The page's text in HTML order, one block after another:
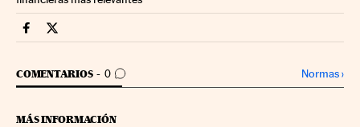
Economia Cinco Días en Facebook
Economia Cinco Días en Twitter
COMENTARIOS 0
IR A LOS COMENTARIOS Normas›
MÁS INFORMACIÓN